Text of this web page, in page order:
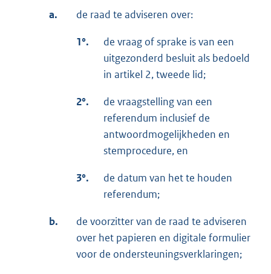
a. de raad te adviseren over:
1°.
de vraag of sprake is van een
uitgezonderd besluit als bedoeld
in artikel 2, tweede lid;
2°.
de vraagstelling van een
referendum inclusief de
antwoordmogelijkheden en
stemprocedure, en
3°.
de datum van het te houden
referendum;
b.
de voorzitter van de raad te adviseren
over het papieren en digitale formulier
voor de ondersteuningsverklaringen;